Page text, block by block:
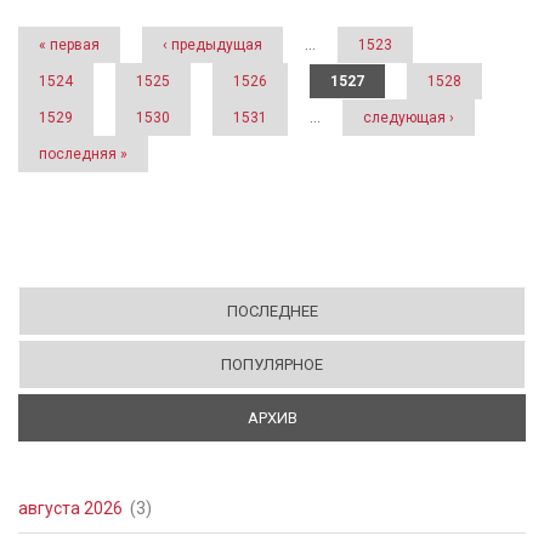
Страницы
« первая ‹ предыдущая … 1523
1524 1525 1526 1527 1528
1529 1530 1531 … следующая ›
последняя »
ПОСЛЕДНЕЕ
ПОПУЛЯРНОЕ
АРХИВ
августа 2026 (3)